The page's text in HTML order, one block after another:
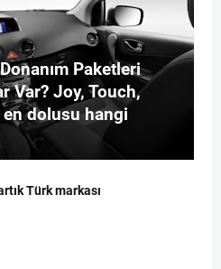
Paketleri
Var? Joy, Touch,
dolusu hangi
Türk markası